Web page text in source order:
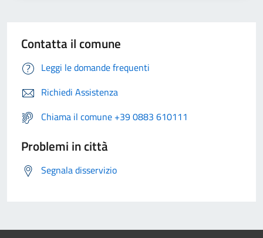
Contatta il comune
Leggi le domande frequenti
Richiedi Assistenza
Chiama il comune +39 0883 610111
Problemi in città
Segnala disservizio